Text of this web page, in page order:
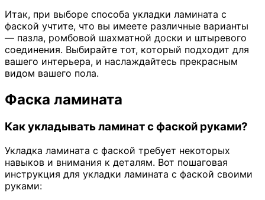
Итак, при выборе способа укладки ламината с
фаской учтите, что вы имеете различные варианты
— пазла, ромбовой шахматной доски и штыревого
соединения. Выбирайте тот, который подходит для
вашего интерьера, и наслаждайтесь прекрасным
видом вашего пола.
Фаска ламината
Как укладывать ламинат с фаской руками?
Укладка ламината с фаской требует некоторых
навыков и внимания к деталям. Вот пошаговая
инструкция для укладки ламината с фаской своими
руками: